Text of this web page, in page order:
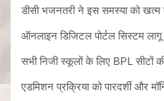
डीसी भजनतरी ने इस समस्या को
ऑनलाइन डिजिटल पोर्टल सिस्टम लागू
सभी निजी स्कूलों के लिए BPL सीटों की
एडमिशन प्रक्रिया को पारदर्शी और